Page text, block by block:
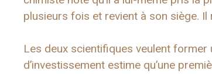
plusieurs fois et revient à son siège. Il
Les deux scientifiques veulent
d’investissement estime qu’une